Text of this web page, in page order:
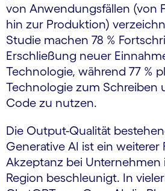
von Anwendungsfällen (von
hin zur Produktion)
Studie machen 78 %
Erschließung neuer
Technologie, während 77 %
Technologie zum Schreiben
Code zu nutzen.
Die Output-Qualität
Generative AI ist ein weiterer
Akzeptanz bei Unternehmen
Region beschleunigt. In